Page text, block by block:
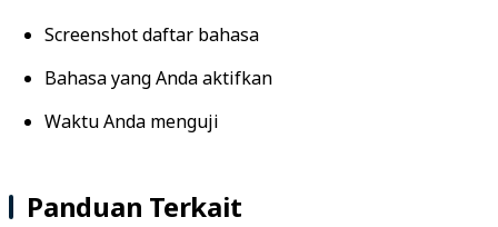
Screenshot daftar bahasa
Bahasa yang Anda aktifkan
Waktu Anda menguji
Panduan Terkait